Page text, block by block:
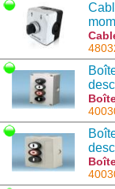
Réf:
Réf: